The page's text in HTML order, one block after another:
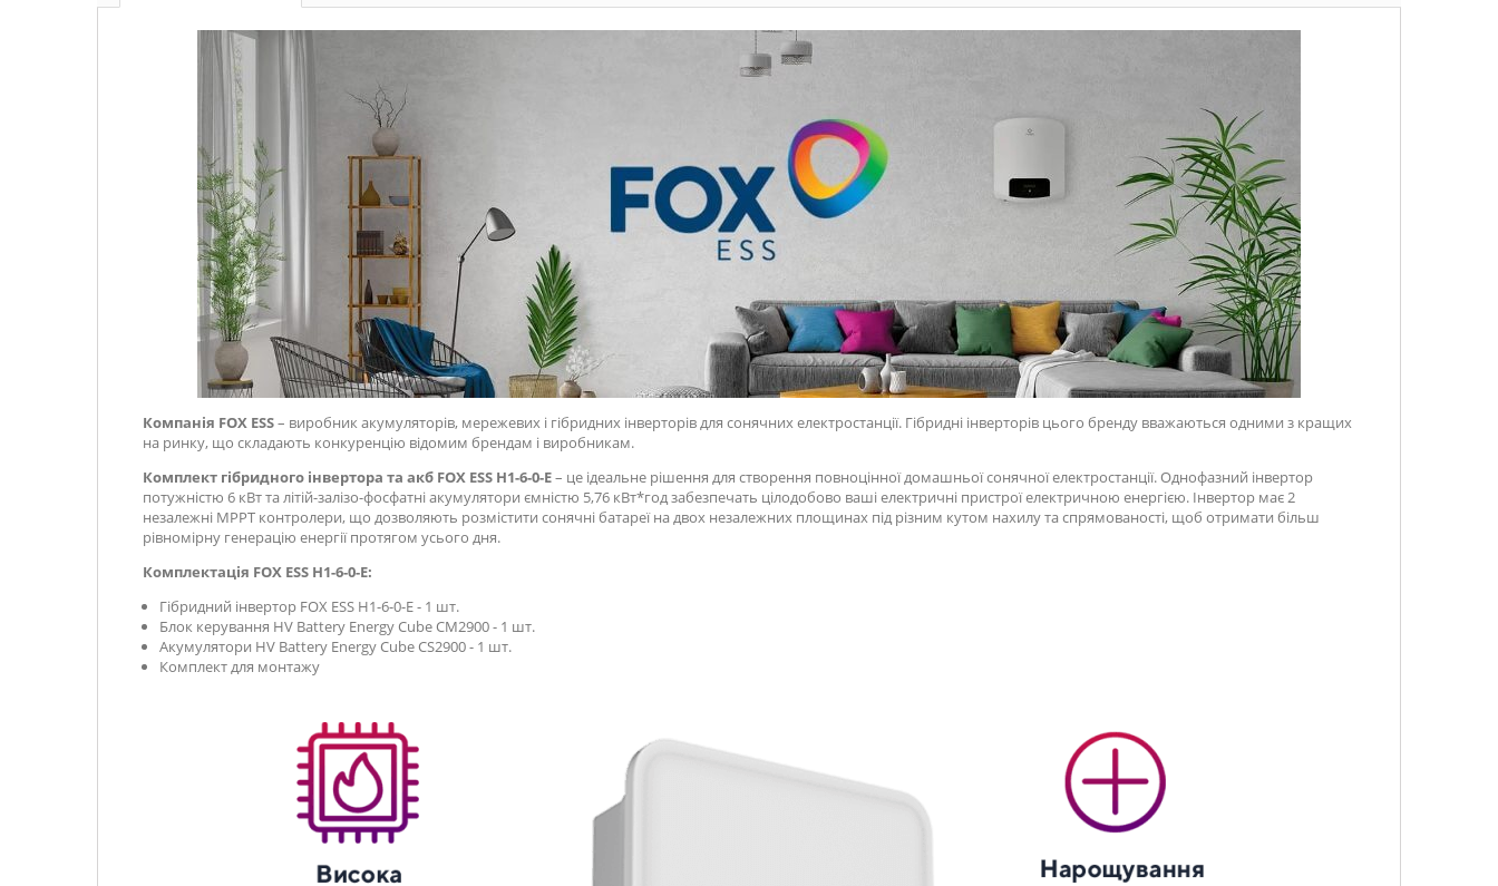
Компанія FOX ESS– виробник акумуляторів, мережевих і гібридних інверторів для сонячних електростанції. Гібридні інверторів цього бренду вважаються одними з кращих
на ринку, що складають конкуренцію відомим брендам і виробникам.
Комплект гібридного інвертора та акб FOX ESS H1-6-0-E– це ідеальне рішення для створення повноцінної домашньої сонячної електростанції. Однофазний інвертор
потужністю 6 кВт та літій-залізо-фосфатні акумулятори ємністю 5,76 кВт*год забезпечать цілодобово ваші електричні пристрої електричною енергією. Інвертор має 2
незалежні МРРТ контролери, що дозволяють розмістити сонячні батареї на двох незалежних площинах під різним кутом нахилу та спрямованості, щоб отримати більш
рівномірну генерацію енергії протягом усього дня.
Комплектація FOX ESS H1-6-0-E:
Гібридний інвертор FOX ESS H1-6-0-E - 1 шт.
Блок керування HV Battery Energy Cube CM2900 - 1 шт.
Акумулятори HV Battery Energy Cube CS2900 - 1 шт.
Комплект для монтажу